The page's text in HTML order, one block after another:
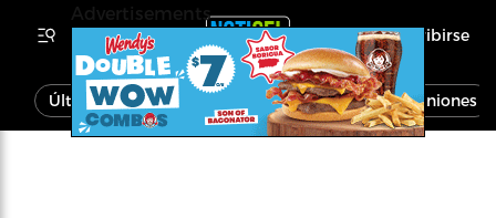
Inscribirse
Última Hora Noticias Economía Opiniones
Advertisements